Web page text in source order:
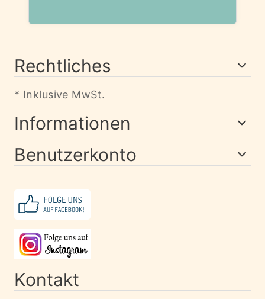
Rechtliches
* Inklusive MwSt.
Informationen
Benutzerkonto
Kontakt